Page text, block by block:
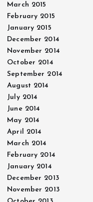
March 2015
February 2015
January 2015
December 2014
November 2014
October 2014
September 2014
August 2014
July 2014
June 2014
May 2014
April 2014
March 2014
February 2014
January 2014
December 2013
November 2013